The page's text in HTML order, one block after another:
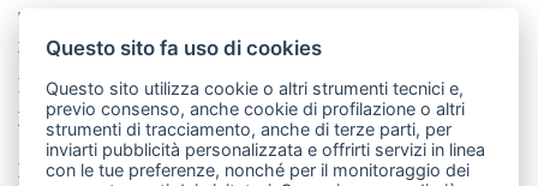
Telefono:
mail: redazione@merateonline.it
La redazione
CasateOnline LeccoOnline
RSS
Made by VIP
Privacy policy Cookie policy
Questo sito fa uso di cookies
Questo sito utilizza cookie o altri strumenti tecnici e,
previo consenso, anche cookie di profilazione o altri
strumenti di tracciamento, anche di terze parti, per
inviarti pubblicità personalizzata e offrirti servizi in linea
con le tue preferenze, nonché per il monitoraggio dei